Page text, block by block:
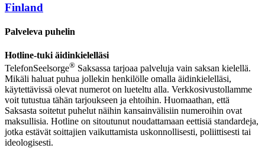
Finland
Palveleva puhelin
Hotline-tuki äidinkielelläsi
TelefonSeelsorge® Saksassa tarjoaa palveluja vain saksan kielellä.
Mikäli haluat puhua jollekin henkilölle omalla äidinkielelläsi,
käytettävissä olevat numerot on lueteltu alla. Verkkosivustollamme
voit tutustua tähän tarjoukseen ja ehtoihin. Huomaathan, että
Saksasta soitetut puhelut näihin kansainvälisiin numeroihin ovat
maksullisia. Hotline on sitoutunut noudattamaan eettisiä standardeja,
jotka estävät soittajien vaikuttamista uskonnollisesti, poliittisesti tai
ideologisesti.